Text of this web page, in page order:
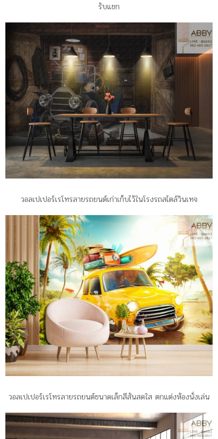
รับแขก
วอลเปเปอร์เรโทรลายรถยนต์เก่าเก็บไว้ในโรงรถสไตล์วินเทจ
วอลเปเปอร์เรโทรลายรถยนต์ขนาดเล็กสีสันสดใส ตกแต่งห้องนั่งเล่น